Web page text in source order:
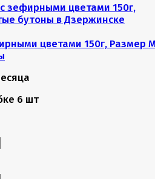
цветами 150г, Размер
6 шт